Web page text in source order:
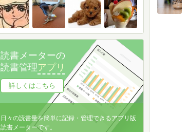
読書メーターの
読書管理アプリ
詳しくはこちら
日々の読書量を簡単に記録・管理できるアプリ版
読書メーターです。